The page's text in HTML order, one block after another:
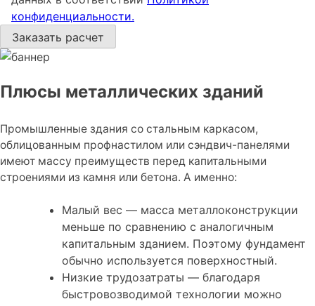
конфиденциальности.
Плюсы металлических зданий
Промышленные здания со стальным каркасом,
облицованным профнастилом или сэндвич-панелями
имеют массу преимуществ перед капитальными
строениями из камня или бетона. А именно:
Малый вес — масса металлоконструкции
меньше по сравнению с аналогичным
капитальным зданием. Поэтому фундамент
обычно используется поверхностный.
Низкие трудозатраты — благодаря
быстровозводимой технологии можно